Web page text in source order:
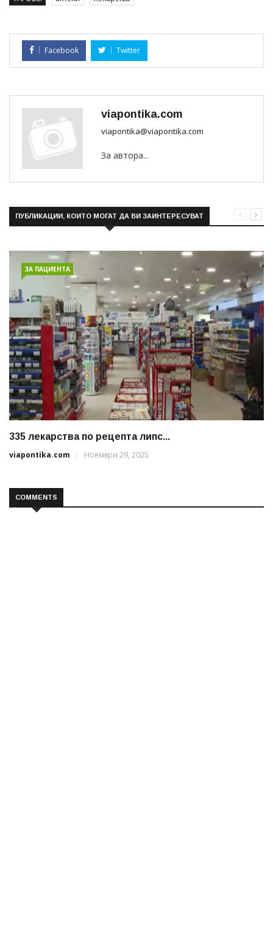
Facebook Twitter
viapontika.com
viapontika@viapontika.com
За автора...
ПУБЛИКАЦИИ, КОИТО МОГАТ ДА ВИ ЗАИНТЕРЕСУВАТ
ЗА ПАЦИЕНТА
335 лекарства по рецепта липс...
viapontika.com
Ноември 29, 2025
COMMENTS